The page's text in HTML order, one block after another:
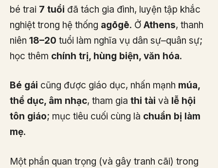
bé trai 7 tuổi đã tách gia đình, luyện tập khắc
nghiệt trong hệ thống agōgē. Ở Athens, thanh
niên 18–20 tuổi làm nghĩa vụ dân sự–quân sự;
học thêm chính trị, hùng biện, văn hóa.
Bé gái cũng được giáo dục, nhấn mạnh múa,
thể dục, âm nhạc, tham gia thi tài và lễ hội
tôn giáo; mục tiêu cuối cùng là chuẩn bị làm
mẹ.
Một phần quan trọng (và gây tranh cãi) trong